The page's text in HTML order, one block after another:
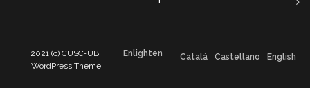
2021 (c) CUSC-UB |
WordPress Theme:
Enlighten Català Castellano English